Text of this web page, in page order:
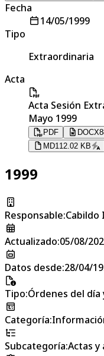
Fecha
14/05/1999
Tipo
Extraordinaria
Acta
Acta Sesión
Mayo 1999
PDF DOCX
MD112.02 KB
1999
Responsable:Cabildo
Actualizado:05/08/
Datos desde:28/04/
Tipo:Órdenes del día
Categoría:
Subcategoría:Actas y